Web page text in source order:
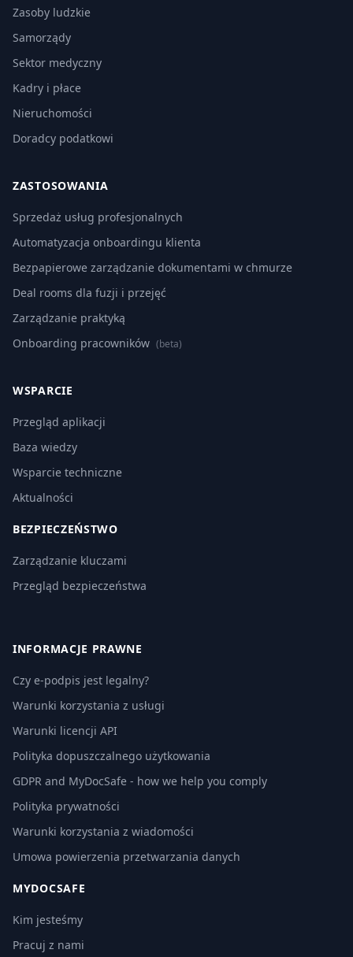
Zasoby ludzkie
Samorządy
Sektor medyczny
Kadry i płace
Nieruchomości
Doradcy podatkowi
ZASTOSOWANIA
Sprzedaż usług profesjonalnych
Automatyzacja onboardingu klienta
Bezpapierowe zarządzanie dokumentami w chmurze
Deal rooms dla fuzji i przejęć
Zarządzanie praktyką
Onboarding pracowników (beta)
WSPARCIE
Przegląd aplikacji
Baza wiedzy
Wsparcie techniczne
Aktualności
BEZPIECZEŃSTWO
Zarządzanie kluczami
Przegląd bezpieczeństwa
INFORMACJE PRAWNE
Czy e-podpis jest legalny?
Warunki korzystania z usługi
Warunki licencji API
Polityka dopuszczalnego użytkowania
GDPR and MyDocSafe - how we help you comply
Polityka prywatności
Warunki korzystania z wiadomości
Umowa powierzenia przetwarzania danych
MYDOCSAFE
Kim jesteśmy
Pracuj z nami